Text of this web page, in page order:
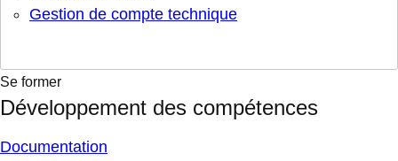
Gestion de compte technique
Se former
Développement des compétences
Documentation